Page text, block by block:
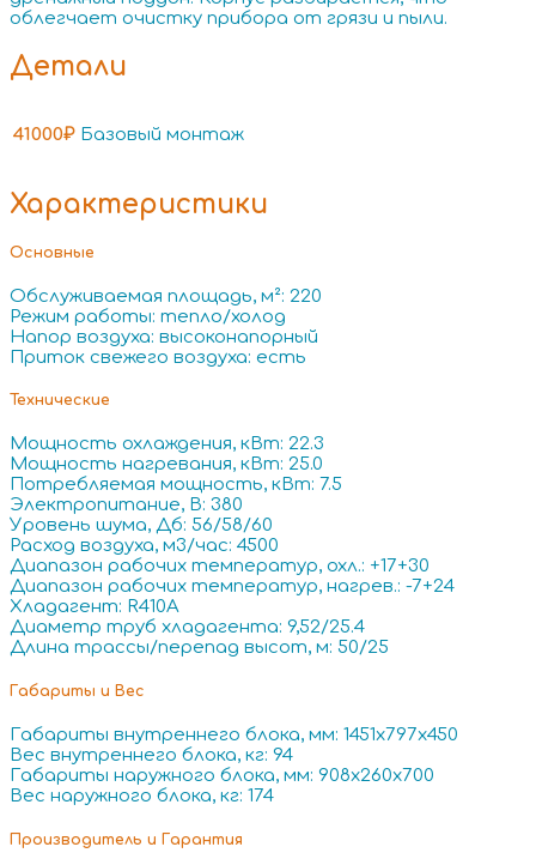
облегчает очистку прибора от грязи и пыли.
Детали
41000₽ Базовый монтаж
Характеристики
Основные
Обслуживаемая площадь, м²: 220
Режим работы: тепло/холод
Напор воздуха: высоконапорный
Приток свежего воздуха: есть
Технические
Мощность охлаждения, кВт: 22.3
Мощность нагревания, кВт: 25.0
Потребляемая мощность, кВт: 7.5
Электропитание, В: 380
Уровень шума, Дб: 56/58/60
Расход воздуха, м3/час: 4500
Диапазон рабочих температур, охл.: +17+30
Диапазон рабочих температур, нагрев.: -7+24
Хладагент: R410A
Диаметр труб хладагента: 9,52/25.4
Длина трассы/перепад высот, м: 50/25
Габариты и Вес
Габариты внутреннего блока, мм: 1451x797x450
Вес внутреннего блока, кг: 94
Габариты наружного блока, мм: 908x260x700
Вес наружного блока, кг: 174
Производитель и Гарантия